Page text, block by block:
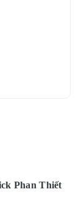
Phan Thiết